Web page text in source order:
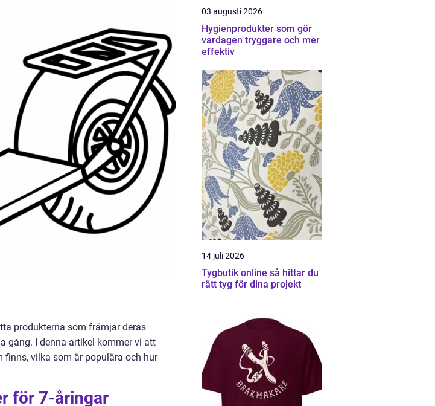
produkterna som främjar deras
gång. I denna artikel kommer vi att
finns, vilka som är populära och hur
för 7-åringar
03 augusti 2026
Hygienprodukter som gör
vardagen tryggare och mer
effektiv
14 juli 2026
Tygbutik online så hittar du
rätt tyg för dina projekt